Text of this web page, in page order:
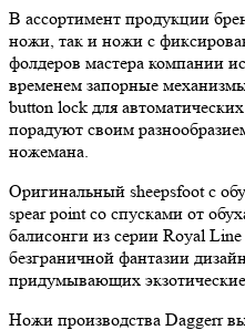
В ассортимент продукции
ножи, так и ножи с
фолдеров мастера компании
временем запорные
button lock для
порадуют своим
ножемана.
Оригинальный sheepsfoot с
spear point со спусками от
балисонги из серии Royal
безграничной фантазии
придумывающих
Ножи производства Daggerr